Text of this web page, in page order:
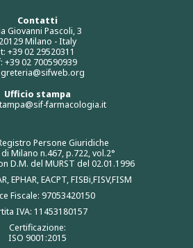
Contatti
Giovanni Pascoli, 3
20129 Milano - Italy
t: +39 02 29520311
+39 02 700590939
Ufficio stampa
farmacologia.it
Persone Giuridiche
Milano n.467, p.722, vol.2°
D.M. del MURST del 02.01.1996
EPHAR, EACPT, FISBi,FISV,FISM
Fiscale: 97053420150
IVA: 11453180157
Certificazione:
ISO 9001:2015